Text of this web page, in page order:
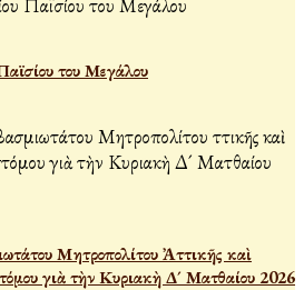
του Μεγάλου
Μητροπολίτου Ἀττικῆς καὶ
γιὰ τὴν Κυριακὴ Δ´ Ματθαίου 2026